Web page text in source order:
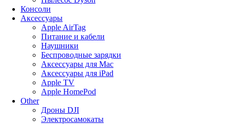
Консоли
Аксессуары
Apple AirTag
Питание и кабели
Наушники
Беспроводные зарядки
Аксессуары для Mac
Аксессуары для iPad
Apple TV
Apple HomePod
Other
Дроны DJI
Электросамокаты